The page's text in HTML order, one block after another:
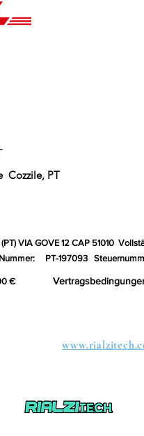
Cozzile, PT
VIA GOVE 12 CAP 51010
PT-197093
€